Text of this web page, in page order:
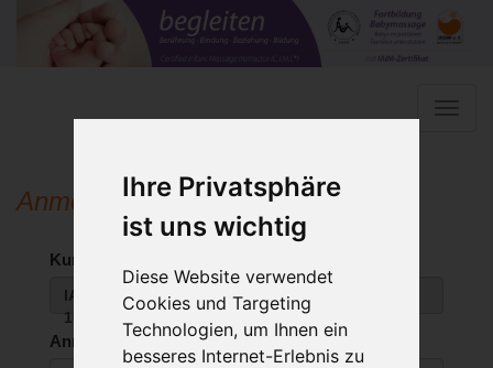
Ihre Privatsphäre
ist uns wichtig
Diese Website verwendet
Cookies und Targeting
Technologien, um Ihnen ein
besseres Internet-Erlebnis zu
Toggle
Anmeldung
Kurs:*
IAIM Kursleiterausbildung Winterthur, Schweiz
10-2025
Anrede:*